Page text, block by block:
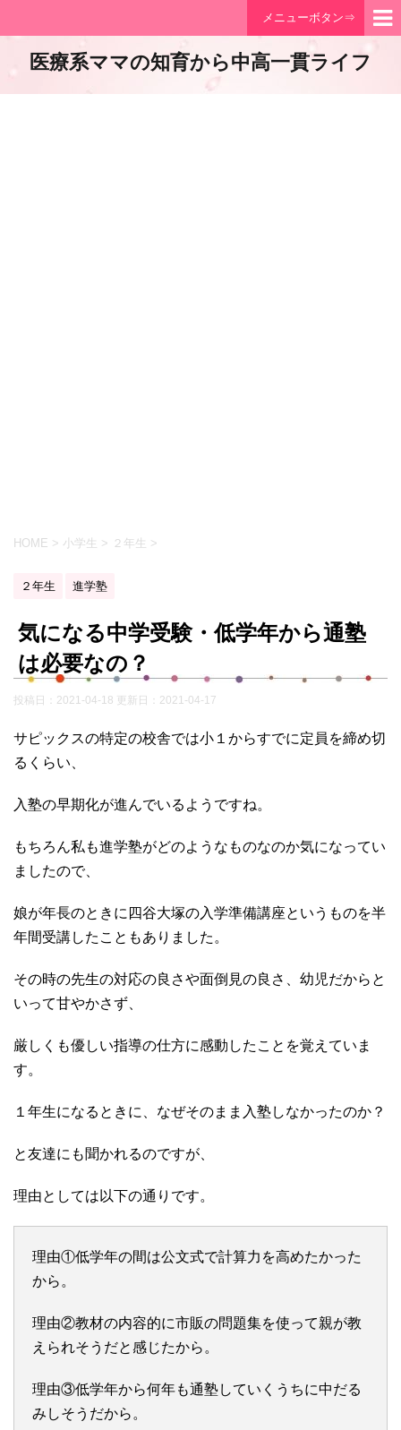
メニューボタン⇒
医療系ママの知育から中高一貫ライフ
HOME > 小学生 > ２年生 >
２年生 進学塾
気になる中学受験・低学年から通塾
は必要なの？
投稿日：2021-04-18 更新日： 2021-04-17
サピックスの特定の校舎では小１からすでに定員を締め切
るくらい、
入塾の早期化が進んでいるようですね。
もちろん私も進学塾がどのようなものなのか気になってい
ましたので、
娘が年長のときに四谷大塚の入学準備講座というものを半
年間受講したこともありました。
その時の先生の対応の良さや面倒見の良さ、幼児だからと
いって甘やかさず、
厳しくも優しい指導の仕方に感動したことを覚えていま
す。
１年生になるときに、なぜそのまま入塾しなかったのか？
と友達にも聞かれるのですが、
理由としては以下の通りです。
理由①低学年の間は公文式で計算力を高めたかった
から。
理由②教材の内容的に市販の問題集を使って親が教
えられそうだと感じたから。
理由③低学年から何年も通塾していくうちに中だる
みしそうだから。